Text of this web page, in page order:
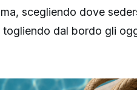
scegliendo dove
dal bordo gli